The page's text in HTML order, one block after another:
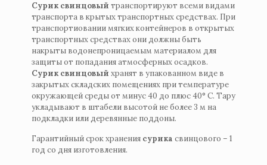
Сурик свинцовый транспортируют всеми видами
транспорта в крытых транспортных средствах. При
транспортиовании мягких контейнеров в открытых
транспортных средствах они должны быть
накрыты водонепроницаемым материалом для
защиты от попадания атмосферных осадков.
Сурик свинцовый хранят в упакованном виде в
закрытых складских помещениях при температуре
окружающей среды от минус 40 до плюс 40° С. Тару
укладывают в штабели высотой не более 3 м на
подкладки или деревянные поддоны.
Гарантийный срок хранения сурика свинцового – 1
год со дня изготовления.